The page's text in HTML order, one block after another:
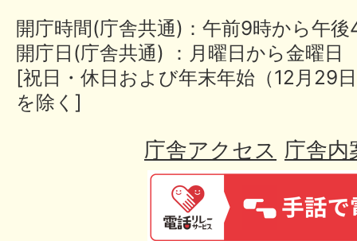
開庁時間(庁舎共通)：午前9時から午
開庁日(庁舎共通) ：月曜日から金曜日
[祝日・休日および年末年始（12月29
を除く]
庁舎アクセス 庁舎内